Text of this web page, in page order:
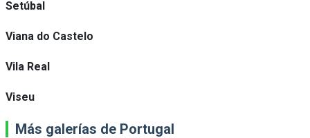
Setúbal
Viana do Castelo
Vila Real
Viseu
Más galerías de Portugal